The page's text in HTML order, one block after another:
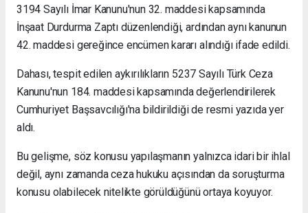
3194 Sayılı İmar Kanunu'nun 32. maddesi kapsamında
İnşaat Durdurma Zaptı düzenlendiği, ardından aynı kanunun
42. maddesi gereğince encümen kararı alındığı ifade edildi.
Dahası, tespit edilen aykırılıkların 5237 Sayılı Türk Ceza
Kanunu'nun 184. maddesi kapsamında değerlendirilerek
Cumhuriyet Başsavcılığı'na bildirildiği de resmi yazıda yer
aldı.
Bu gelişme, söz konusu yapılaşmanın yalnızca idari bir ihlal
değil, aynı zamanda ceza hukuku açısından da soruşturma
konusu olabilecek nitelikte görüldüğünü ortaya koyuyor.